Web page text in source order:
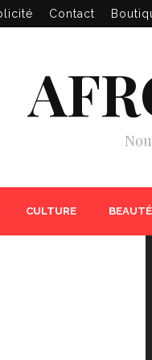
Contact
CULTURE